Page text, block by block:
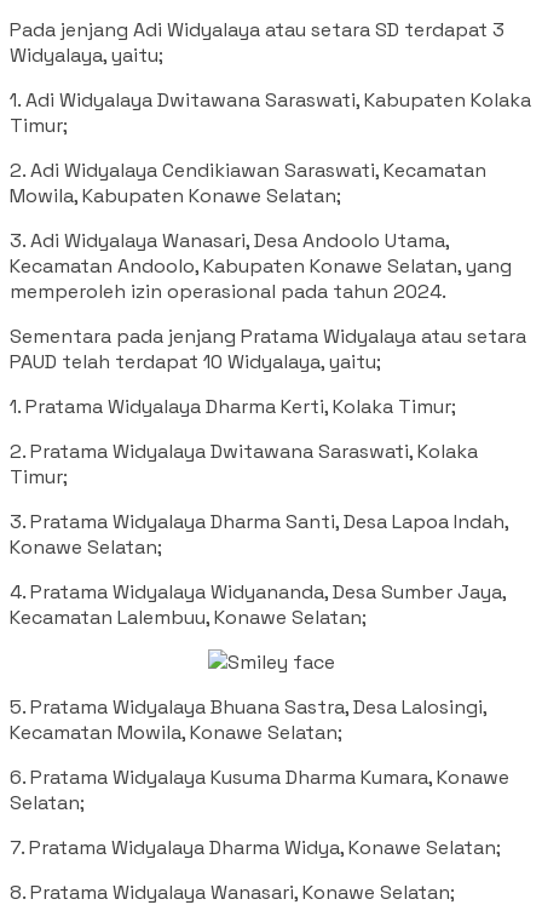
Pada jenjang Adi Widyalaya atau setara SD terdapat 3
Widyalaya, yaitu;
1. Adi Widyalaya Dwitawana Saraswati, Kabupaten Kolaka
Timur;
2. Adi Widyalaya Cendikiawan Saraswati, Kecamatan
Mowila, Kabupaten Konawe Selatan;
3. Adi Widyalaya Wanasari, Desa Andoolo Utama,
Kecamatan Andoolo, Kabupaten Konawe Selatan, yang
memperoleh izin operasional pada tahun 2024.
Sementara pada jenjang Pratama Widyalaya atau setara
PAUD telah terdapat 10 Widyalaya, yaitu;
1. Pratama Widyalaya Dharma Kerti, Kolaka Timur;
2. Pratama Widyalaya Dwitawana Saraswati, Kolaka
Timur;
3. Pratama Widyalaya Dharma Santi, Desa Lapoa Indah,
Konawe Selatan;
4. Pratama Widyalaya Widyananda, Desa Sumber Jaya,
Kecamatan Lalembuu, Konawe Selatan;
5. Pratama Widyalaya Bhuana Sastra, Desa Lalosingi,
Kecamatan Mowila, Konawe Selatan;
6. Pratama Widyalaya Kusuma Dharma Kumara, Konawe
Selatan;
7. Pratama Widyalaya Dharma Widya, Konawe Selatan;
8. Pratama Widyalaya Wanasari, Konawe Selatan;